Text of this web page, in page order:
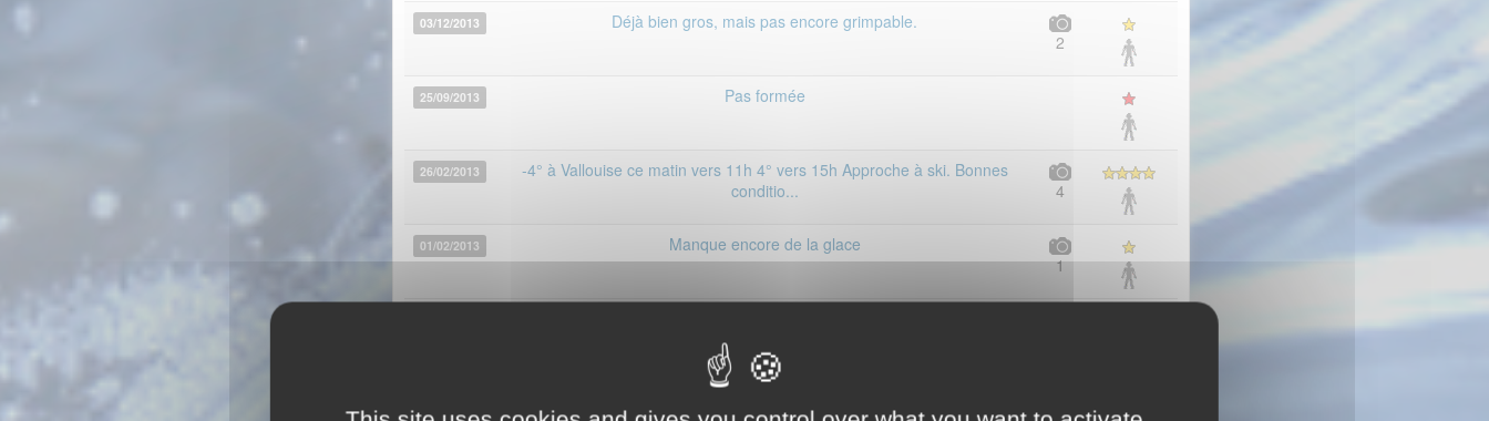
03/12/2013
Déjà bien gros, mais pas encore grimpable.
2
25/09/2013 Pas formée
26/02/2013
-4° à Vallouise ce matin vers 11h 4° vers 15h Approche à ski. Bonnes
conditio...
4
01/02/2013
Manque encore de la glace
1
Un peu de glace en longueur 2. Vue au jumelles